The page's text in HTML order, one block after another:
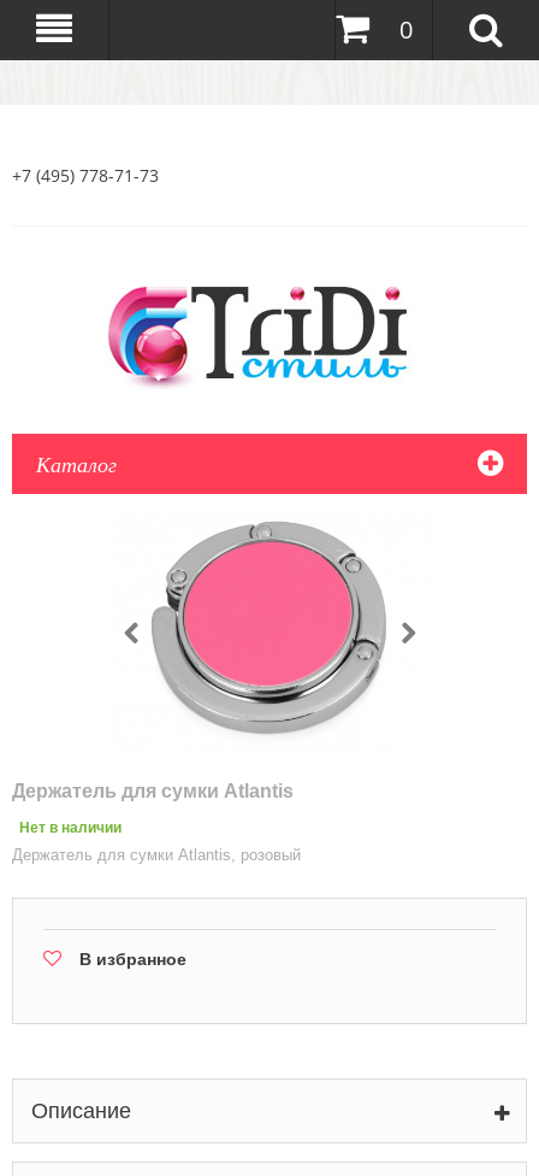
0
+7 (495) 778-71-73
Каталог
Держатель для сумки Atlantis
Нет в наличии
Держатель для сумки Atlantis, розовый
В избранное
Описание